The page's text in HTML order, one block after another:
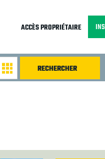
ACCÈS PROPRIÉTAIRE